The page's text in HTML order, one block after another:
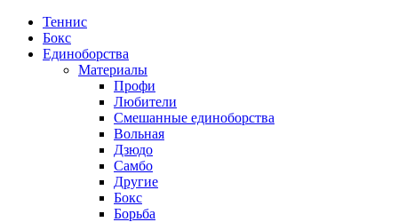
Теннис
Бокс
Единоборства
Материалы
Профи
Любители
Смешанные единоборства
Вольная
Дзюдо
Самбо
Другие
Бокс
Борьба